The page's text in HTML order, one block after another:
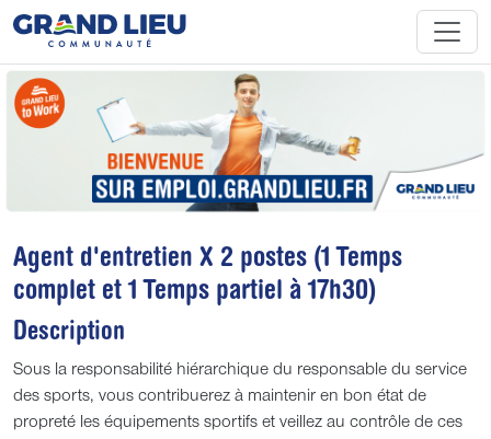
Agent d'entretien X 2 postes (1 Temps
complet et 1 Temps partiel à 17h30)
Description
Sous la responsabilité hiérarchique du responsable du service
des sports, vous contribuerez à maintenir en bon état de
propreté les équipements sportifs et veillez au contrôle de ces